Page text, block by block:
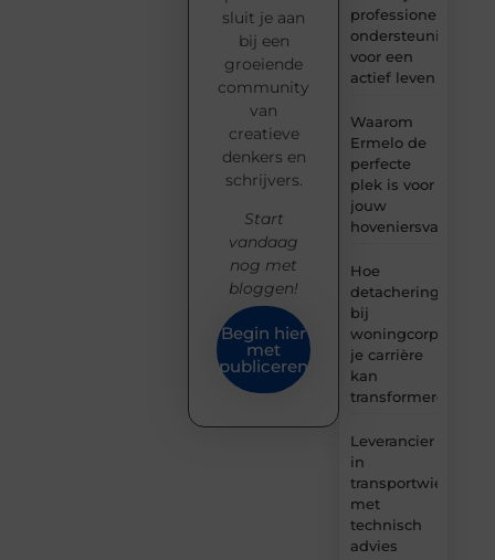
professionele
ondersteuning
voor een
actief leven
Waarom
Ermelo de
perfecte
plek is voor
jouw
Hoe
detachering
bij
woningcorporaties
je carrière
kan
transformeren
Leverancier
in
transportwielen
met
technisch
advies
sluit je aan
bij een
groeiende
community
van
creatieve
denkers en
schrijvers.
Start
vandaag
nog met
bloggen!
Begin hier
met
publiceren